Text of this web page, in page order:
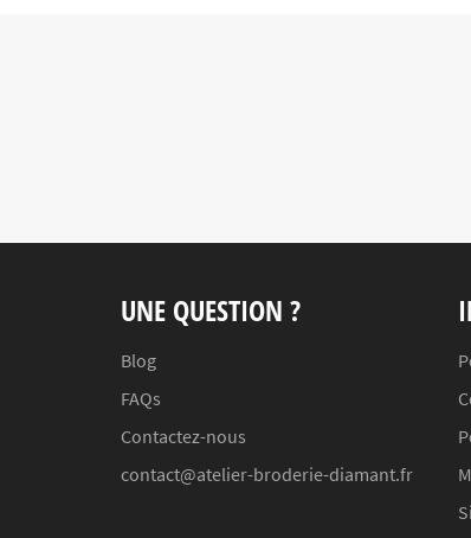
UNE QUESTION ?
Blog
FAQs
Contactez-nous
contact@atelier-broderie-diamant.fr